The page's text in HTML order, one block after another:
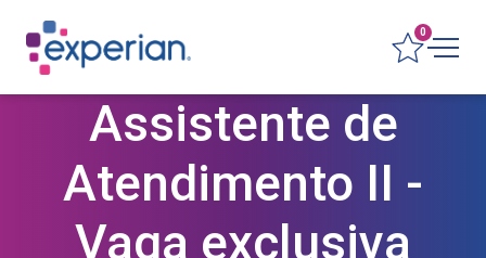
0
Assistente de
Atendimento II -
Vaga exclusiva